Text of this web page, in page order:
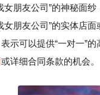
女朋友公司”的神秘面
女朋友公司”的实体店
示可以提供“一对一”
或详细合同条款的机会。